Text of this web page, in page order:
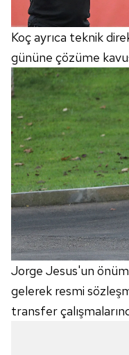
Koç ayrıca teknik
gününe çözüme
Jorge Jesus'un
gelerek resmi
transfer